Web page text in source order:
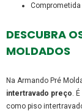
DESCUBRA
MOLDADOS
Na Armando Pré
intertravado preço .
como piso